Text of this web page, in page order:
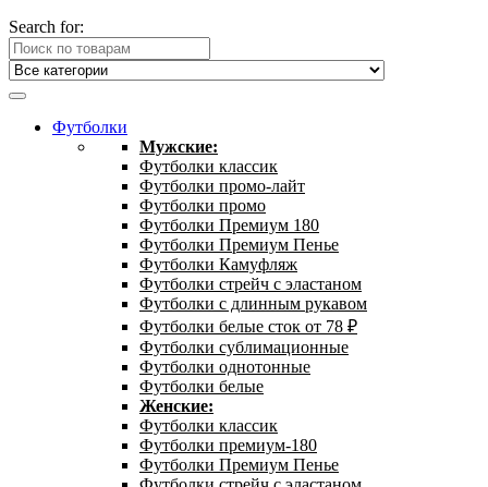
Search for:
Футболки
Мужские:
Футболки классик
Футболки промо-лайт
Футболки промо
Футболки Премиум 180
Футболки Премиум Пенье
Футболки Камуфляж
Футболки стрейч с эластаном
Футболки с длинным рукавом
Футболки белые сток от 78 ₽
Футболки сублимационные
Футболки однотонные
Футболки белые
Женские:
Футболки классик
Футболки премиум-180
Футболки Премиум Пенье